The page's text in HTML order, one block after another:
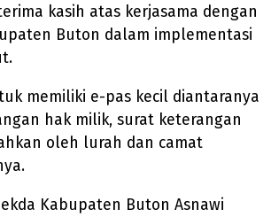
kasih atas kerjasama dengan
Buton dalam implementasi
memiliki e-pas kecil diantaranya
hak milik, surat keterangan
oleh lurah dan camat
Kabupaten Buton Asnawi